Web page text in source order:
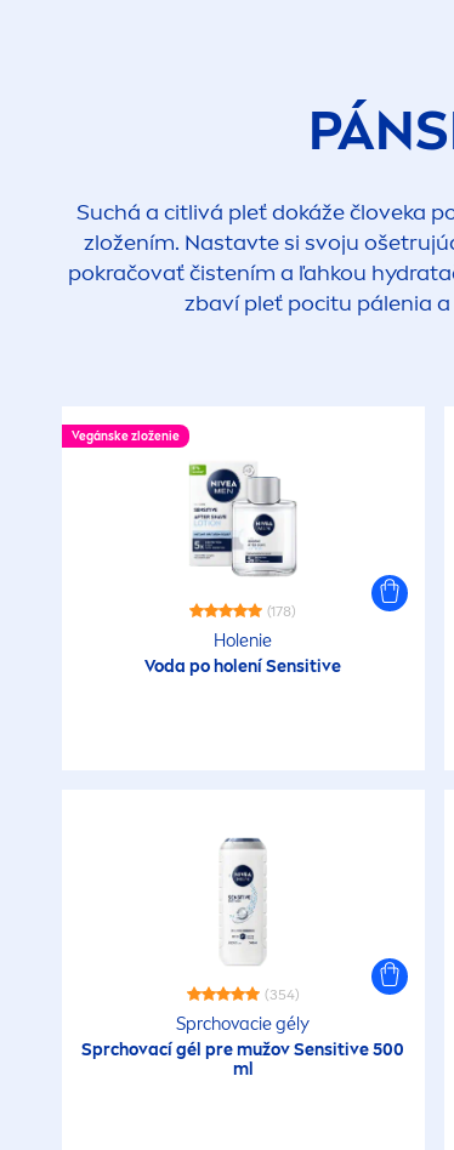
Suchá a citlivá pleť dokáže človeka
zložením. Nastavte si svoju
pokračovať čistením a ľahkou hydra
zbaví pleť pocitu pálenia
Vegánske zloženie
(178)
Holenie
Voda po holeníSensitive
(354)
Sprchovacie gély
Sprchovací gél pre mužovSensitive500
ml